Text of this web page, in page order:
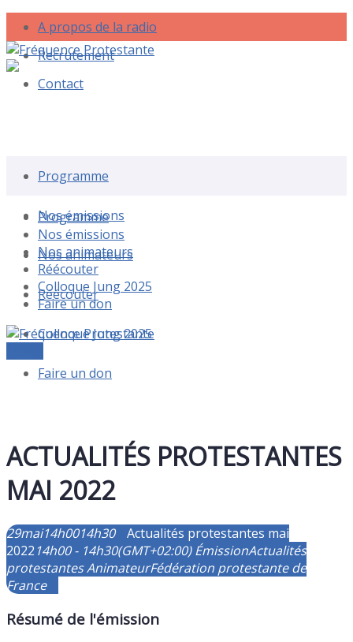
A propos de la radio
Recrutement
Contact
Programme
Nos émissions
Nos animateurs
Réécouter
Colloque Jung 2025
Faire un don
Programme
Nos émissions
Nos animateurs
Réécouter
Colloque Jung 2025
Faire un don
ACTUALITÉS PROTESTANTES
MAI 2022
29mai14h0014h30
Actualités protestantes mai
2022 14h00 - 14h30(GMT+02:00) ÉmissionActualités
protestantesAnimateurFédération protestante de
France
Résumé de l'émission